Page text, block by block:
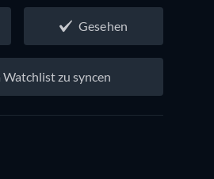
Gesehen
Watchlist zu syncen